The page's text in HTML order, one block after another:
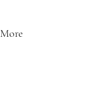
More